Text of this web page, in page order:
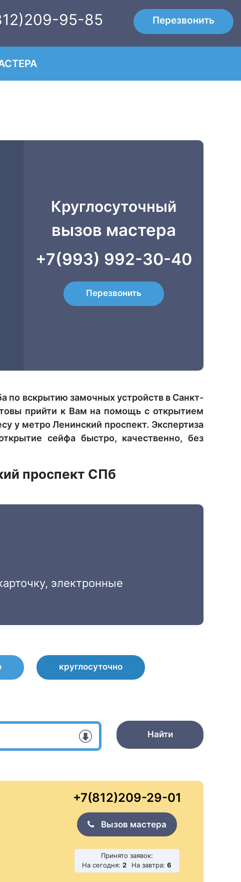
95-85 Перезвонить
Круглосуточный
вызов мастера
+7(993) 992-30-40
Перезвонить
по вскрытию замочных устройств в Санкт-
прийти к Вам на помощь с открытием
у метро Ленинский проспект. Экспертиза
сейфа быстро, качественно, без
проспект СПб
электронные
круглосуточно
Найти
+7(812)209-29-01
Вызов мастера
Принято заявок:
На сегодня: 2 На завтра: 6